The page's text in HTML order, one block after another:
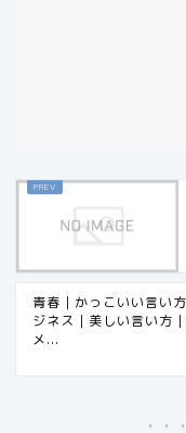
青春｜かっこいい言い
ジネス｜美しい言い方
メ...